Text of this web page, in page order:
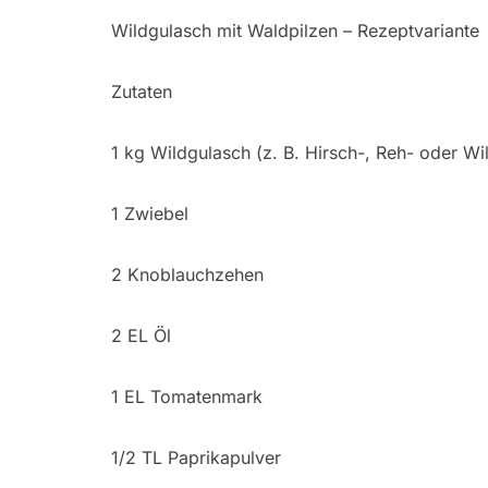
Wildgulasch mit Waldpilzen – Rezeptvariante
Zutaten
1 kg Wildgulasch (z. B. Hirsch-, Reh- oder
1 Zwiebel
2 Knoblauchzehen
2 EL Öl
1 EL Tomatenmark
1/2 TL Paprikapulver